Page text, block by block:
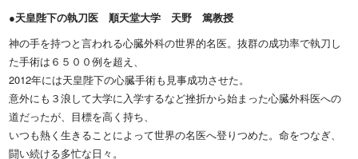
●天皇陛下の執刀医 順天堂大学 天野 篤教授
神の手を持つと言われる心臓外科の世界的名医。抜群の成功率で執刀し
た手術は６５００例を超え、
2012年には天皇陛下の心臓手術も見事成功させた。
意外にも３浪して大学に入学するなど挫折から始まった心臓外科医への
道だったが、目標を高く持ち、
いつも熱く生きることによって世界の名医へ登りつめた。命をつなぎ、
闘い続ける多忙な日々。